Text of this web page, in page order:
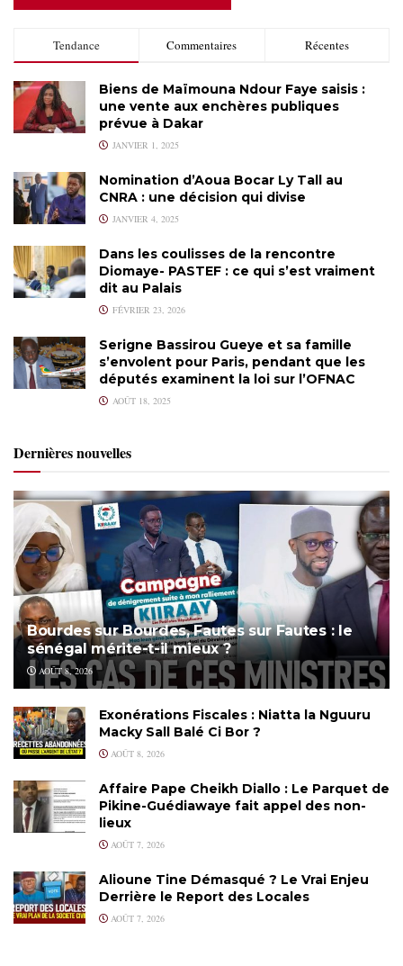
Tendance Commentaires Récentes
Biens de Maïmouna Ndour Faye saisis :
une vente aux enchères publiques
prévue à Dakar
JANVIER 1, 2025
Nomination d’Aoua Bocar Ly Tall au
CNRA : une décision qui divise
JANVIER 4, 2025
Dans les coulisses de la rencontre
Diomaye- PASTEF : ce qui s’est vraiment
dit au Palais
FÉVRIER 23, 2026
Serigne Bassirou Gueye et sa famille
s’envolent pour Paris, pendant que les
députés examinent la loi sur l’OFNAC
AOÛT 18, 2025
Dernières nouvelles
Bourdes sur Bourdes, Fautes sur Fautes : le
sénégal mérite-t-il mieux ?
AOÛT 8, 2026
Exonérations Fiscales : Niatta la Nguuru
Macky Sall Balé Ci Bor ?
AOÛT 8, 2026
Affaire Pape Cheikh Diallo : Le Parquet de
Pikine-Guédiawaye fait appel des non-
lieux
AOÛT 7, 2026
Alioune Tine Démasqué ? Le Vrai Enjeu
Derrière le Report des Locales
AOÛT 7, 2026